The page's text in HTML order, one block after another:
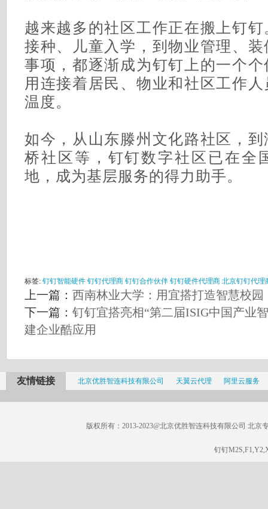
越来越多的社区工作正在搬上钉
接种、儿童入学，到物业管理、
事项，都逐渐成为钉钉上的一个
用连接着居民、物业和社区工作
温度。
如今，从山东滕州文化路社区，
桥社区等，钉钉数字社区已在全
地，成为基层服务的得力助手。
标签: 钉钉智能硬件 钉钉代理商 钉钉合作伙伴 钉钉硬件代理商 北京钉钉代理
上一篇： 西南林业大学：用宜搭打造智慧校园
下一篇： 钉钉宜搭亮相“第二届ISIG中国产业
建企业酷应用
友情链接 北京优胜智连科技有限公司 天翼云代理 阿里云服务
版权所有：2013-2023@北京优胜智连科技有限公司 北京
钉钉